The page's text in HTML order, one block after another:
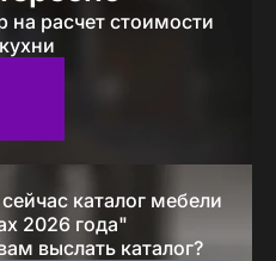
на расчет стоимости
кухни
каталог мебели
2026 года"
выслать каталог?
Определение...